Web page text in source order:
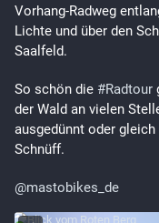
Vorhang-Radweg
Lichte und über den
Saalfeld.
So schön die #Radtour
der Wald an vielen
ausgedünnt oder
Schnüff.
@mastobikes_de